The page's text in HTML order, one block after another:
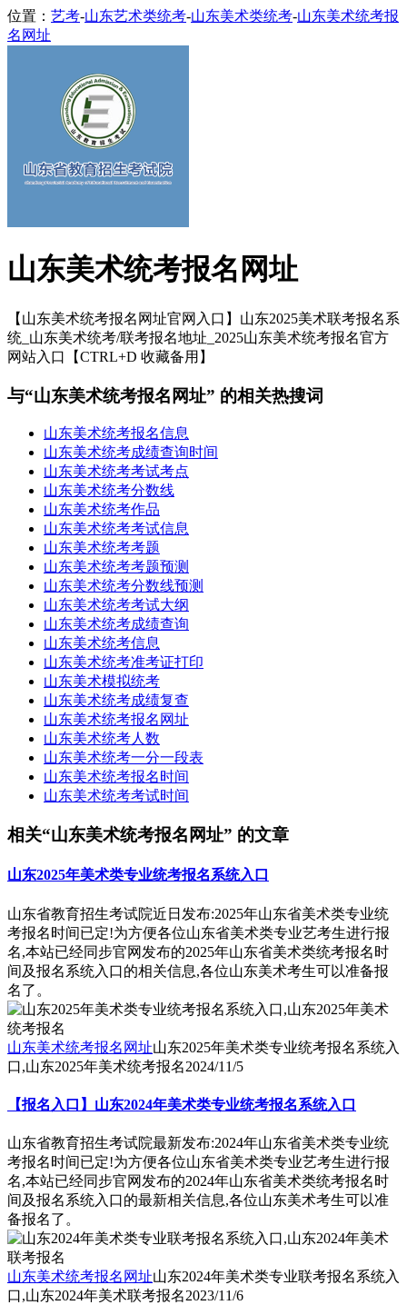
位置： 艺考-山东艺术类统考-山东美术类统考-山东美术统考报
名网址
山东美术统考报名网址
【山东美术统考报名网址官网入口】山东2025美术联考报名系
统_山东美术统考/联考报名地址_2025山东美术统考报名官方
网站入口【CTRL+D 收藏备用】
与“山东美术统考报名网址” 的相关热搜词
山东美术统考报名信息
山东美术统考成绩查询时间
山东美术统考考试考点
山东美术统考分数线
山东美术统考作品
山东美术统考考试信息
山东美术统考考题
山东美术统考考题预测
山东美术统考分数线预测
山东美术统考考试大纲
山东美术统考成绩查询
山东美术统考信息
山东美术统考准考证打印
山东美术模拟统考
山东美术统考成绩复查
山东美术统考报名网址
山东美术统考人数
山东美术统考一分一段表
山东美术统考报名时间
山东美术统考考试时间
相关“山东美术统考报名网址” 的文章
山东2025年美术类专业统考报名系统入口
山东省教育招生考试院近日发布:2025年山东省美术类专业统
考报名时间已定!为方便各位山东省美术类专业艺考生进行报
名,本站已经同步官网发布的2025年山东省美术类统考报名时
间及报名系统入口的相关信息,各位山东美术考生可以准备报
名了。
山东美术统考报名网址山东2025年美术类专业统考报名系统入
口,山东2025年美术统考报名2024/11/5
【报名入口】山东2024年美术类专业统考报名系统入口
山东省教育招生考试院最新发布:2024年山东省美术类专业统
考报名时间已定!为方便各位山东省美术类专业艺考生进行报
名,本站已经同步官网发布的2024年山东省美术类统考报名时
间及报名系统入口的最新相关信息,各位山东美术考生可以准
备报名了。
山东美术统考报名网址山东2024年美术类专业联考报名系统入
口,山东2024年美术联考报名2023/11/6